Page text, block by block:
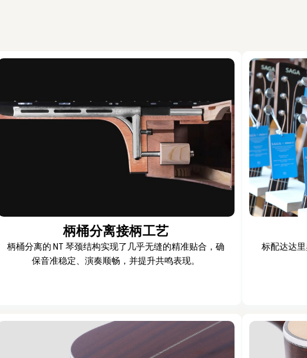
柄桶分离接柄工艺
柄桶分离的 NT 琴颈结构实现了几乎无缝的精准贴合，确
保音准稳定、演奏顺畅，并提升共鸣表现。
标配达达